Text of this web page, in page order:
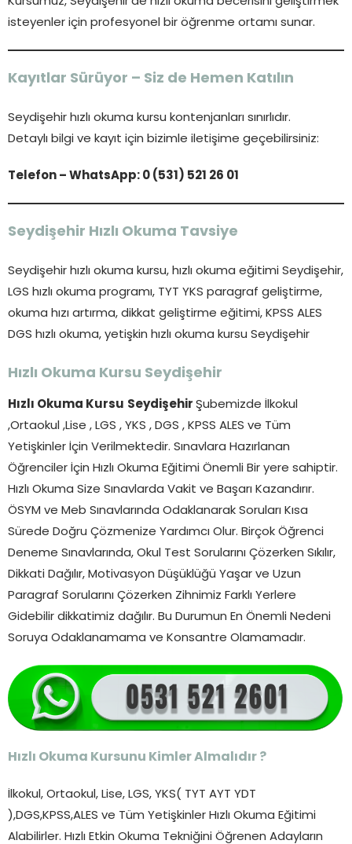
isteyenler için profesyonel bir öğrenme ortamı sunar.
Kayıtlar Sürüyor – Siz de Hemen Katılın
Seydişehir hızlı okuma kursu kontenjanları sınırlıdır.
Detaylı bilgi ve kayıt için bizimle iletişime geçebilirsiniz:
Telefon – WhatsApp: 0 (531) 521 26 01
Seydişehir Hızlı Okuma Tavsiye
Seydişehir hızlı okuma kursu, hızlı okuma eğitimi Seydişehir,
LGS hızlı okuma programı, TYT YKS paragraf geliştirme,
okuma hızı artırma, dikkat geliştirme eğitimi, KPSS ALES
DGS hızlı okuma, yetişkin hızlı okuma kursu Seydişehir
Hızlı Okuma Kursu Seydişehir
Hızlı Okuma Kursu Seydişehir Şubemizde İlkokul
,Ortaokul ,Lise , LGS , YKS , DGS , KPSS ALES ve Tüm
Yetişkinler İçin Verilmektedir. Sınavlara Hazırlanan
Öğrenciler İçin Hızlı Okuma Eğitimi Önemli Bir yere sahiptir.
Hızlı Okuma Size Sınavlarda Vakit ve Başarı Kazandırır.
ÖSYM ve Meb Sınavlarında Odaklanarak Soruları Kısa
Sürede Doğru Çözmenize Yardımcı Olur. Birçok Öğrenci
Deneme Sınavlarında, Okul Test Sorularını Çözerken Sıkılır,
Dikkati Dağılır, Motivasyon Düşüklüğü Yaşar ve Uzun
Paragraf Sorularını Çözerken Zihnimiz Farklı Yerlere
Gidebilir dikkatimiz dağılır. Bu Durumun En Önemli Nedeni
Soruya Odaklanamama ve Konsantre Olamamadır.
Hızlı Okuma Kursunu Kimler Almalıdır ?
İlkokul, Ortaokul, Lise, LGS, YKS( TYT AYT YDT
),DGS,KPSS,ALES ve Tüm Yetişkinler Hızlı Okuma Eğitimi
Alabilirler. Hızlı Etkin Okuma Tekniğini Öğrenen Adayların